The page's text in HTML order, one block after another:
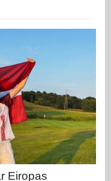
Eiropas